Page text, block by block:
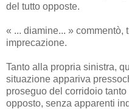
del tutto opposte.
« ... diamine... » commentò,
imprecazione.
Tanto alla propria sinistra,
situazione appariva
proseguo del corridoio
opposto, senza apparenti